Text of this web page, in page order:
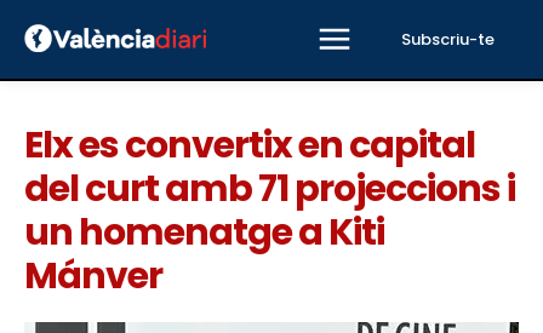
Subscriu-te
Elx es convertix en capital
del curt amb 71 projeccions i
un homenatge a Kiti
Mánver